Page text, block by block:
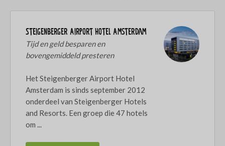
Steigenberger Airport Hotel Amsterdam
Tijd en geld besparen en
bovengemiddeld presteren
Het Steigenberger Airport Hotel
Amsterdam is sinds september 2012
onderdeel van Steigenberger Hotels
and Resorts. Een groep die 47 hotels
om ...